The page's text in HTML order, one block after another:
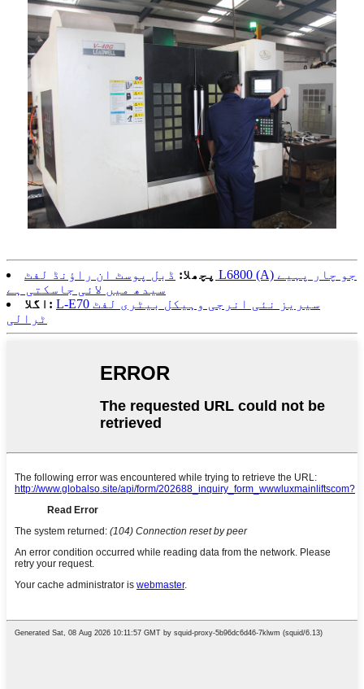
پچھلا: ڈبل پوسٹ ان راؤنڈ لفٹ L6800 (A) جو چار پہیے
سیدھ میں لائی جاسکتی ہے
اگلا: L-E70 سیریز نئی انرجی وہیکل بیٹری لفٹ
ٹرالی